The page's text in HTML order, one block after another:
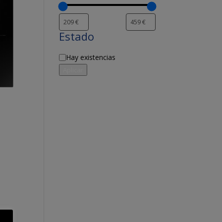
Estado
Disponibilidad
Hay existencias